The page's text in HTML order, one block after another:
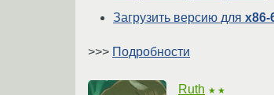
Загрузить версию для x86-
>>> Подробности
Ruth ★★